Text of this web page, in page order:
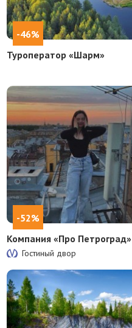
-46%
Туроператор «Шарм»
-52%
Компания «Про Петроград»
Гостиный двор